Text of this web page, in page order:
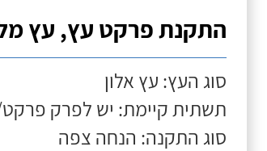
התקנת פרקט עץ, עץ
סוג העץ: עץ אלון
תשתית קיימת: יש לפרק
סוג התקנה: הנחה צפה